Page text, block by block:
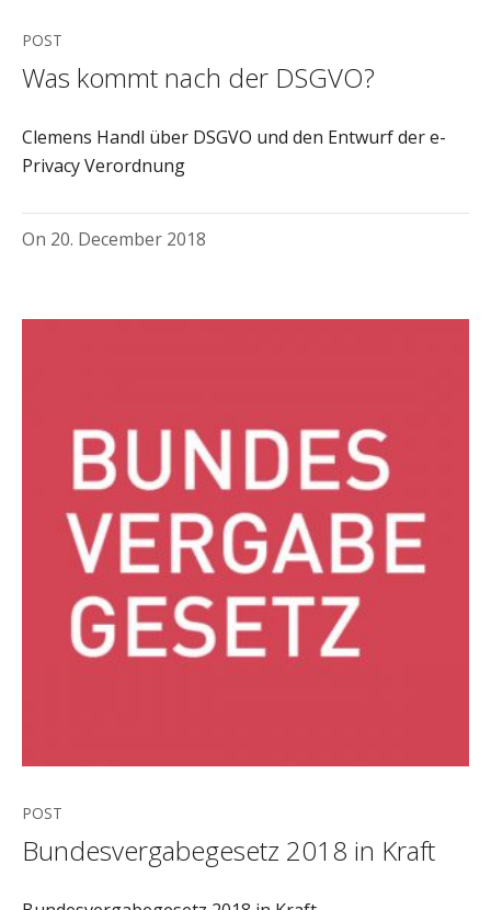
POST
Was kommt nach der DSGVO?
Clemens Handl über DSGVO und den Entwurf der e-
Privacy Verordnung
On 20. December 2018
POST
Bundesvergabegesetz 2018 in Kraft